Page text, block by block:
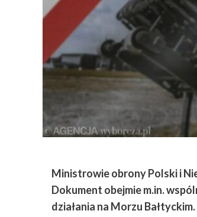
Ministrowie obrony Polski i
Dokument obejmie m.in.
działania na Morzu Bałtyckim.